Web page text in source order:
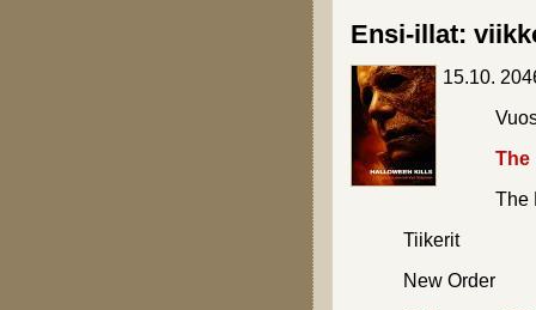
Ensi-illat:
15.10.
The
The
Tiikerit
New Order